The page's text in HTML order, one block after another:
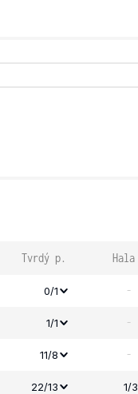
Tvrdý p. Hala
0/1 -
1/1 -
11/8 -
22/13 1/3